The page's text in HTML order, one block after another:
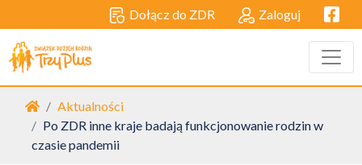
Dołącz do ZDR Zaloguj
Strona główna
Aktualności
Po ZDR inne kraje badają funkcjonowanie rodzin w
czasie pandemii